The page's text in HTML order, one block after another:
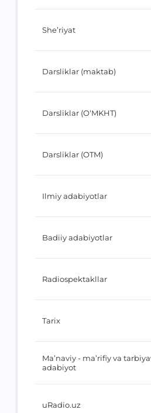
She’riyat
Darsliklar (maktab)
Darsliklar (O‘MKHT)
Darsliklar (OTM)
Ilmiy adabiyotlar
Badiiy adabiyotlar
Radiospektakllar
Tarix
Ma’naviy - ma’rifiy va tarbiyaviy
adabiyot
uRadio.uz